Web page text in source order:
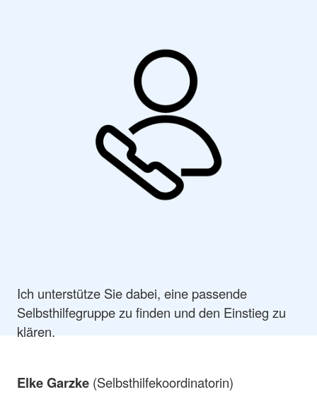
Ich unterstütze Sie dabei, eine passende
Selbsthilfegruppe zu finden und den Einstieg zu
klären.
Elke Garzke (Selbsthilfekoordinatorin)